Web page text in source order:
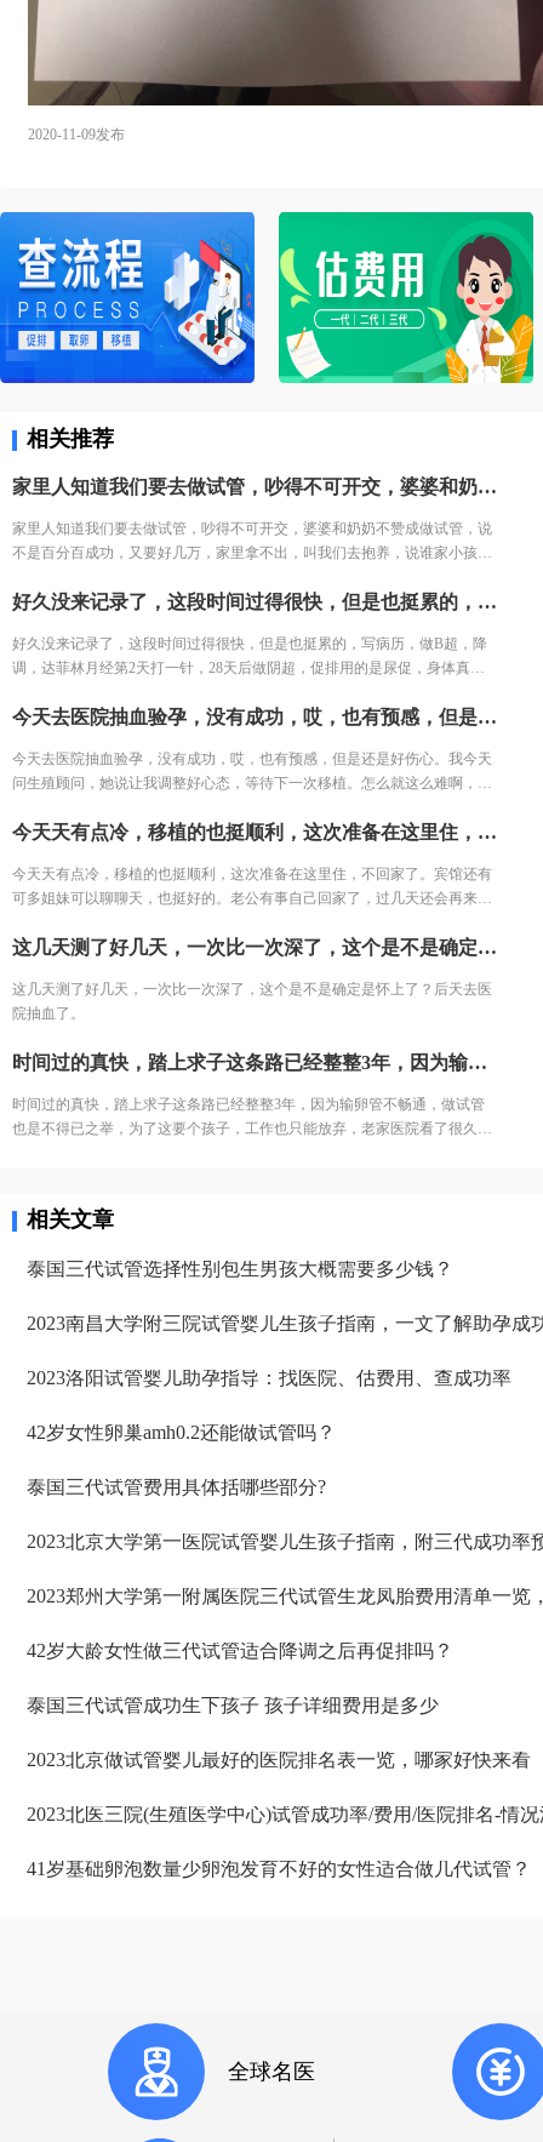
2020-11-09发布
相关推荐
家里人知道我们要去做试管，吵得不可开交，婆婆和奶奶不赞成做试管，说不是百分百成功，又要好几万，家里拿不出，叫我们去抱养，说谁家小孩聪明伶俐，要送人，我们一直不肯，后面婆婆说她出面，收在她名下，带大了给我们，我们一直说要么自己生要么就两个人过日子。最后老公说不要抱养的，就做试管，婆婆也没在说啥了。 但是费用真的是个问题，我家是周口的，两地跑，费用更大，店铺新开半年也顾不上了，哎！坚持吧！
家里人知道我们要去做试管，吵得不可开交，婆婆和奶奶不赞成做试管，说
不是百分百成功，又要好几万，家里拿不出，叫我们去抱养，说谁家小孩聪
给我们，我们一直说要么自己生要么就两个人过日子。最后老公说不要抱养
的，两地跑，费用更大，店铺新开半年也顾不上了，哎！坚持吧！
好久没来记录了，这段时间过得很快，但是也挺累的，写病历，做B超，降调，达菲林月经第2天打一针，28天后做阴超，促排用的是尿促，身体真是争气啊，最便宜的药，省了好多钱，促到一半说有8个基础卵泡，只促起来4个，医生问我要不要继续，想想后还是继续，然后开始补身体，11天促排，幸好最后取了5个，配成3个胚胎，2个C级的扔掉了，虽然只取到5个，但是真叫安全，没挂瓶，喝了很多很多的脉动，没腹水。
好久没来记录了，这段时间过得很快，但是也挺累的，写病历，做B超，降
调，达菲林月经第2天打一针，28天后做阴超，促排用的是尿促，身体真是
个，医生问我要不要继续，想想后还是继续，然后开始补身体，11天促排，
真叫安全，没挂瓶，喝了很多很多的脉动，没腹水。
今天去医院抽血验孕，没有成功，哎，也有预感，但是还是好伤心。我今天问生殖顾问，她说让我调整好心态，等待下一次移植。怎么就这么难啊，怀个孕。我先休息休息再说吧，这段时间挺折腾的。
今天去医院抽血验孕，没有成功，哎，也有预感，但是还是好伤心。我今天
问生殖顾问，她说让我调整好心态，等待下一次移植。怎么就这么难啊，怀
今天天有点冷，移植的也挺顺利，这次准备在这里住，不回家了。宾馆还有可多姐妹可以聊聊天，也挺好的。老公有事自己回家了，过几天还会再来的。
今天天有点冷，移植的也挺顺利，这次准备在这里住，不回家了。宾馆还有
可多姐妹可以聊聊天，也挺好的。老公有事自己回家了，过几天还会再来
这几天测了好几天，一次比一次深了，这个是不是确定是怀上了？后天去医院抽血了。
这几天测了好几天，一次比一次深了，这个是不是确定是怀上了？后天去医
院抽血了。
时间过的真快，踏上求子这条路已经整整3年，因为输卵管不畅通，做试管也是不得已之举，为了这要个孩子，工作也只能放弃，老家医院看了很久也不见怀孕，后来医生建议让我来郑州做试管，本来也不知道去哪个医院，还是老家亲戚说去三附院吧，她村有个在那里做试管成功的。
时间过的真快，踏上求子这条路已经整整3年，因为输卵管不畅通，做试管
也是不得已之举，为了这要个孩子，工作也只能放弃，老家医院看了很久也
相关文章
泰国三代试管选择性别包生男孩大概需要多少钱？
2023南昌大学附三院试管婴儿生孩子指南，一文了解助孕成
2023洛阳试管婴儿助孕指导：找医院、估费用、查成功率
42岁女性卵巢amh0.2还能做试管吗？
泰国三代试管费用具体括哪些部分?
2023北京大学第一医院试管婴儿生孩子指南，附三代成功率
2023郑州大学第一附属医院三代试管生龙凤胎费用清单一览
42岁大龄女性做三代试管适合降调之后再促排吗？
泰国三代试管成功生下孩子 孩子详细费用是多少
2023北京做试管婴儿最好的医院排名表一览，哪家好快来看
2023北医三院(生殖医学中心)试管成功率/费用/医院排名-情
41岁基础卵泡数量少卵泡发育不好的女性适合做几代试管？
全球名医